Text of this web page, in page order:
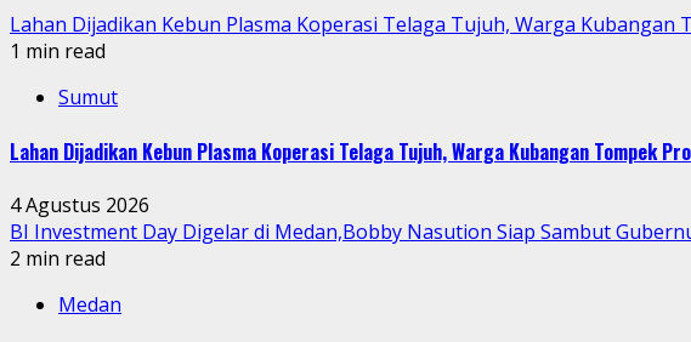
Lahan Dijadikan Kebun Plasma Koperasi Telaga Tujuh, Warga Kubangan
1 min read
Sumut
Lahan Dijadikan Kebun Plasma Koperasi Telaga Tujuh, Warga Kubangan Tompek
4 Agustus 2026
BI Investment Day Digelar di Medan,Bobby Nasution Siap Sambut
2 min read
Medan